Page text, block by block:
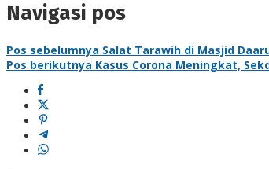
Navigasi pos
Pos sebelumnya Salat Tarawih di Masjid
Pos berikutnya Kasus Corona Meningkat,